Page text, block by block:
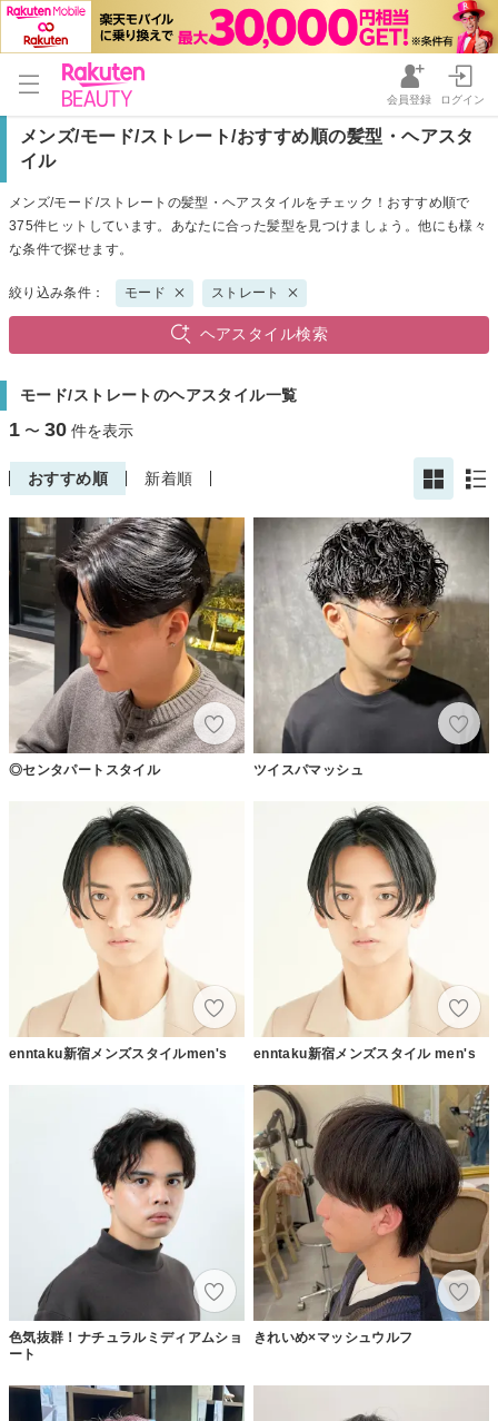
会員登録 ログイン
メンズ/モード/ストレート/おすすめ順の髪型・ヘアスタ
イル
メンズ/モード/ストレートの髪型・ヘアスタイルをチェック！おすすめ順で
375件ヒットしています。あなたに合った髪型を見つけましょう。他にも様々
な条件で探せます。
絞り込み条件： モード ストレート
ヘアスタイル検索
モード/ストレートのヘアスタイル一覧
1 〜 30 件を表示
おすすめ順 新着順
◎センタパートスタイル ツイスパマッシュ
enntaku新宿メンズスタイルmen's enntaku新宿メンズスタイル men's
色気抜群！ナチュラルミディアムショ
ート
きれいめ×マッシュウルフ